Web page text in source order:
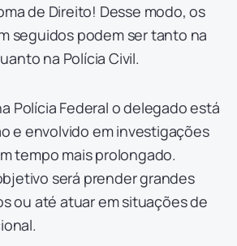
de Direito! Desse modo, os
seguidos podem ser tanto na
na Polícia Civil.
Polícia Federal o delegado está
e envolvido em investigações
tempo mais prolongado.
será prender grandes
ou até atuar em situações de